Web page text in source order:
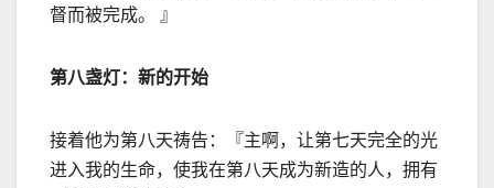
督而被完成。 』
第八盏灯：新的开始
接着他为第八天祷告：『主啊，让第七天完全的光
进入我的生命，使我在第八天成为新造的人，拥有